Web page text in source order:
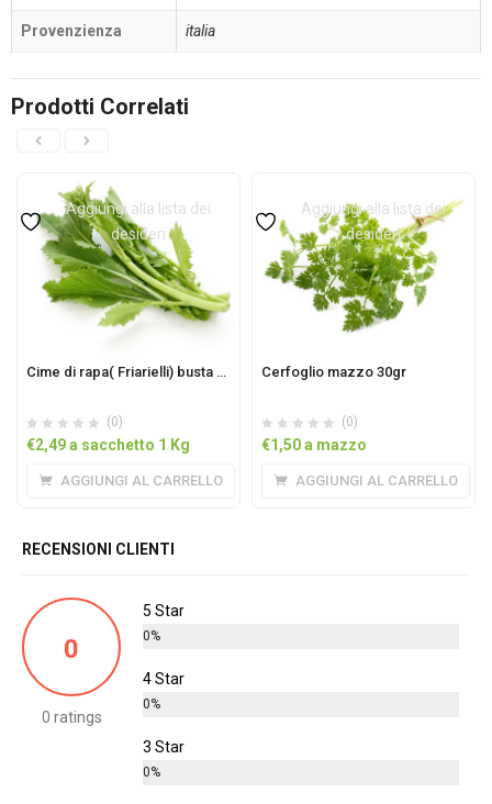
Provenzienza italia
Prodotti Correlati
Aggiungi alla lista dei
desideri
Cime di rapa( Friarielli) busta 1KG
(0)
€2,49a sacchetto 1 Kg
AGGIUNGI AL CARRELLO
Aggiungi alla lista dei
desideri
Cerfoglio mazzo 30gr
(0)
€1,50a mazzo
AGGIUNGI AL CARRELLO
RECENSIONI CLIENTI
0
0 ratings
5 Star
0%
4 Star
0%
3 Star
0%